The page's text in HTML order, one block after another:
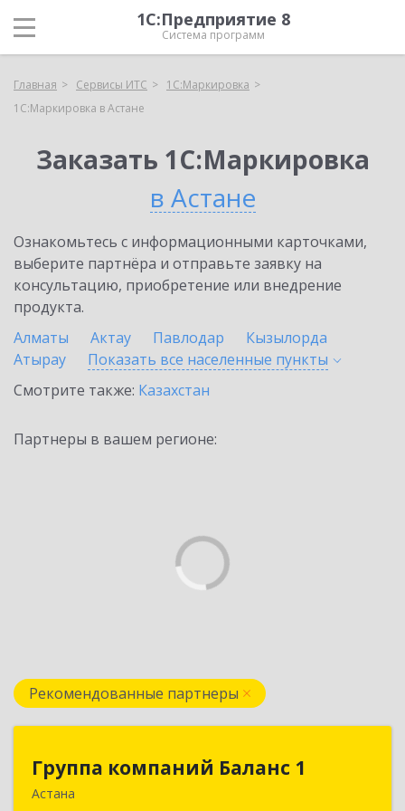
1С:Предприятие 8
Система программ
Главная Сервисы ИТС
1С:Маркировка
1С:Маркировка в Астане
Заказать 1С:Маркировка
в Астане
Ознакомьтесь с информационными карточками,
выберите партнёра и отправьте заявку на
консультацию, приобретение или внедрение
продукта.
Алматы
Актау Павлодар
Кызылорда
Атырау
Показать все населенные пункты
Смотрите также: Казахстан
Партнеры в вашем регионе:
Рекомендованные партнеры
Группа компаний Баланс 1
Астана
Группа компаний Баланс 1
010000 Республика Казахстан, г. Нур-Султан,